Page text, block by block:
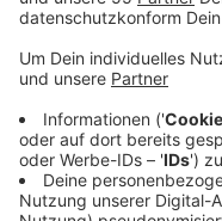
Anzeige
Zu diesem Ergebnis
Recherche. In
mehr als 110 Euro